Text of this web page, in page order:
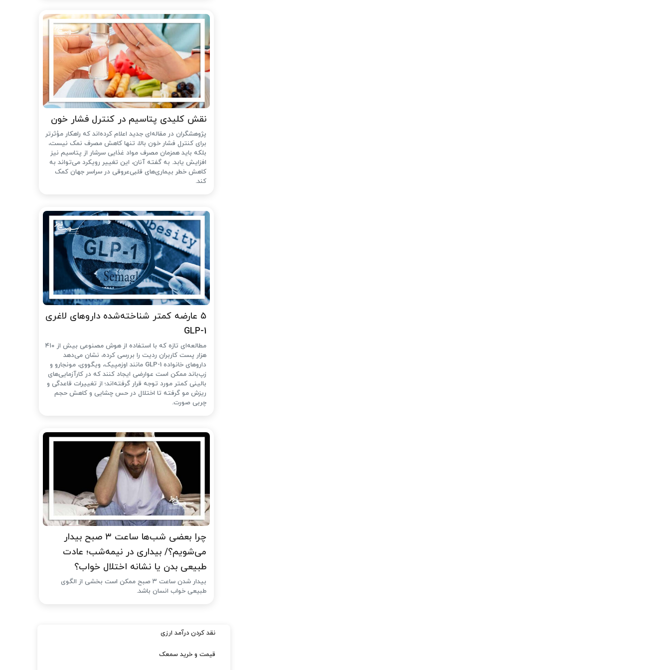
نقش کلیدی پتاسیم در کنترل فشار خون
پژوهشگران در مقاله‌ای جدید اعلام کرده‌اند که راهکار مؤثرتر
برای کنترل فشار خون بالا، تنها کاهش مصرف نمک نیست،
بلکه باید همزمان مصرف مواد غذایی سرشار از پتاسیم نیز
افزایش یابد. به گفته آنان، این تغییر رویکرد می‌تواند به
کاهش خطر بیماری‌های قلبی‌عروقی در سراسر جهان کمک
کند.
۵ عارضه کمتر شناخته‌شده داروهای لاغری
GLP-1
مطالعه‌ای تازه که با استفاده از هوش مصنوعی بیش از ۴۱۰
هزار پست کاربران ردیت را بررسی کرده، نشان می‌دهد
داروهای خانواده GLP-1 مانند اوزمپیک، ویگووی، مونجارو و
زپ‌باند ممکن است عوارضی ایجاد کنند که در کارآزمایی‌های
بالینی کمتر مورد توجه قرار گرفته‌اند؛ از تغییرات قاعدگی و
ریزش مو گرفته تا اختلال در حس چشایی و کاهش حجم
چربی صورت.
چرا بعضی شب‌ها ساعت ۳ صبح بیدار
می‌شویم؟/ بیداری در نیمه‌شب؛ عادت
طبیعی بدن یا نشانه اختلال خواب؟
بیدار شدن ساعت ۳ صبح ممکن است بخشی از الگوی
طبیعی خواب انسان باشد.
نقد کردن درآمد ارزی
قیمت و خرید سمعک